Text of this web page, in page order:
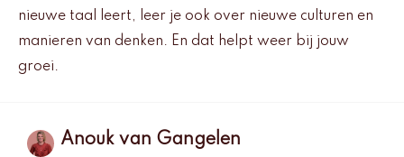
nieuwe taal leert, leer je ook over nieuwe culturen en
manieren van denken. En dat helpt weer bij jouw
groei.
Anouk van Gangelen